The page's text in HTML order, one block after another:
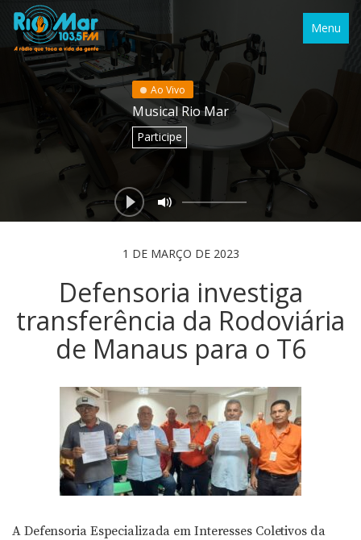
Menu
Ao Vivo
Musical Rio Mar
Participe
1 DE MARÇO DE 2023
Defensoria investiga
transferência da Rodoviária
de Manaus para o T6
A Defensoria Especializada em Interesses Coletivos da